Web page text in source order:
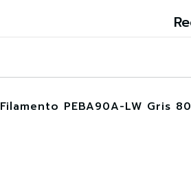
Filamento PEBA90A-LW Gris